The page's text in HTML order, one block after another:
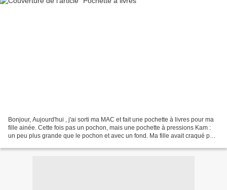
Bonjour, Aujourd'hui , j'ai sorti ma MAC et fait une pochette à livres pour ma
fille ainée. Cette fois pas un pochon, mais une pochette à pressions Kam :
un peu plus grande que le pochon et avec un fond. Ma fille avait craqué pour